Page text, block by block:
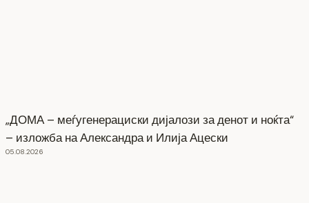
„ДОМА – меѓугенерациски дијалози за денот и ноќта“
– изложба на Александра и Илија Ацески
05.08.2026